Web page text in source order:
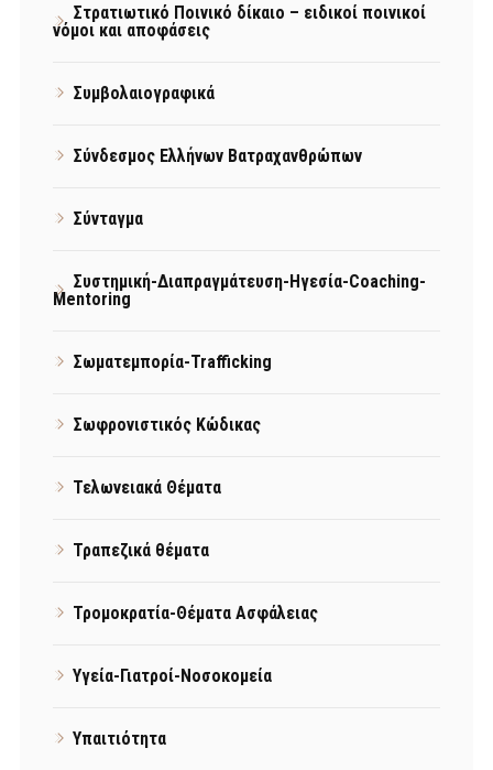
Στρατιωτικό Ποινικό δίκαιο – ειδικοί ποινικοί
νόμοι και αποφάσεις
Συμβολαιογραφικά
Σύνδεσμος Ελλήνων Βατραχανθρώπων
Σύνταγμα
Συστημική-Διαπραγμάτευση-Ηγεσία-Coaching-
Mentoring
Σωματεμπορία-Trafficking
Σωφρονιστικός Κώδικας
Τελωνειακά Θέματα
Τραπεζικά θέματα
Τρομοκρατία-Θέματα Ασφάλειας
Υγεία-Γιατροί-Νοσοκομεία
Υπαιτιότητα